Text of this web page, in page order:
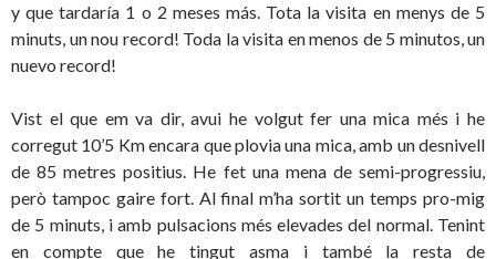
y que tardaría 1 o 2 meses más. Tota la visita en menys de 5
minuts, un nou record! Toda la visita en menos de 5 minutos, un
nuevo record!
Vist el que em va dir, avui he volgut fer una mica més i he
corregut 10’5 Km encara que plovia una mica, amb un desnivell
de 85 metres positius. He fet una mena de semi-progressiu,
però tampoc gaire fort. Al final m’ha sortit un temps pro-mig
de 5 minuts, i amb pulsacions més elevades del normal. Tenint
en compte que he tingut asma i també la resta de